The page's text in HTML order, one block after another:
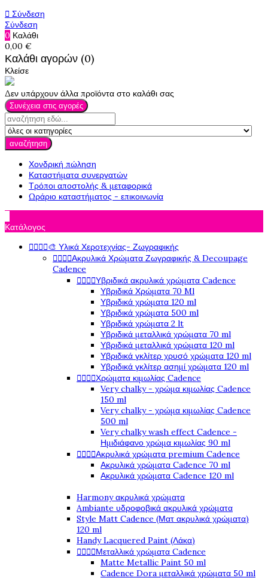
 Σύνδεση
Σύνδεση
0 Καλάθι
0,00 €
Καλάθι αγορών (0)
Κλείσε
Δεν υπάρχουν άλλα προϊόντα στο καλάθι σας
Συνέχεια στις αγορές
αναζήτηση
Χονδρική πώληση
Καταστήματα συνεργατών
Τρόποι αποστολής & μεταφορικά
Ωράριο καταστήματος - επικοινωνία
Κατάλογος
🎨 Υλικά Χεροτεχνίας- Ζωγραφικής
Ακρυλικά Χρώματα Ζωγραφικής & Decoupage
Cadence
Υβριδικά ακρυλικά χρώματα Cadence
Υβριδικά Χρώματα 70 Ml
Υβριδικά χρώματα 120 ml
Υβριδικά χρώματα 500 ml
Υβριδικά χρώματα 2 lt
Υβριδικά μεταλλικά χρώματα 70 ml
Υβριδικά μεταλλικά χρώματα 120 ml
Υβριδικά γκλίτερ χρυσό χρώματα 120 ml
Υβριδικά γκλίτερ ασημί χρώματα 120 ml
Χρώματα κιμωλίας Cadence
Very chalky - χρώμα κιμωλίας Cadence
150 ml
Very chalky - χρώμα κιμωλίας Cadence
500 ml
Very chalky wash effect Cadence -
Ημιδιάφανο χρώμα κιμωλίας 90 ml
Ακρυλικά χρώματα premium Cadence
Ακρυλικά χρώματα Cadence 70 ml
Ακρυλικά χρώματα Cadence 120 ml
Harmony ακρυλικά χρώματα
Ambiante υδροφοβικά ακρυλικά χρώματα
Style Matt Cadence (Ματ ακρυλικά χρώματα)
120 ml
Handy Lacquered Paint (Λάκα)
Μεταλλικά χρώματα Cadence
Matte Metallic Paint 50 ml
Cadence Dora μεταλλικά χρώματα 50 ml